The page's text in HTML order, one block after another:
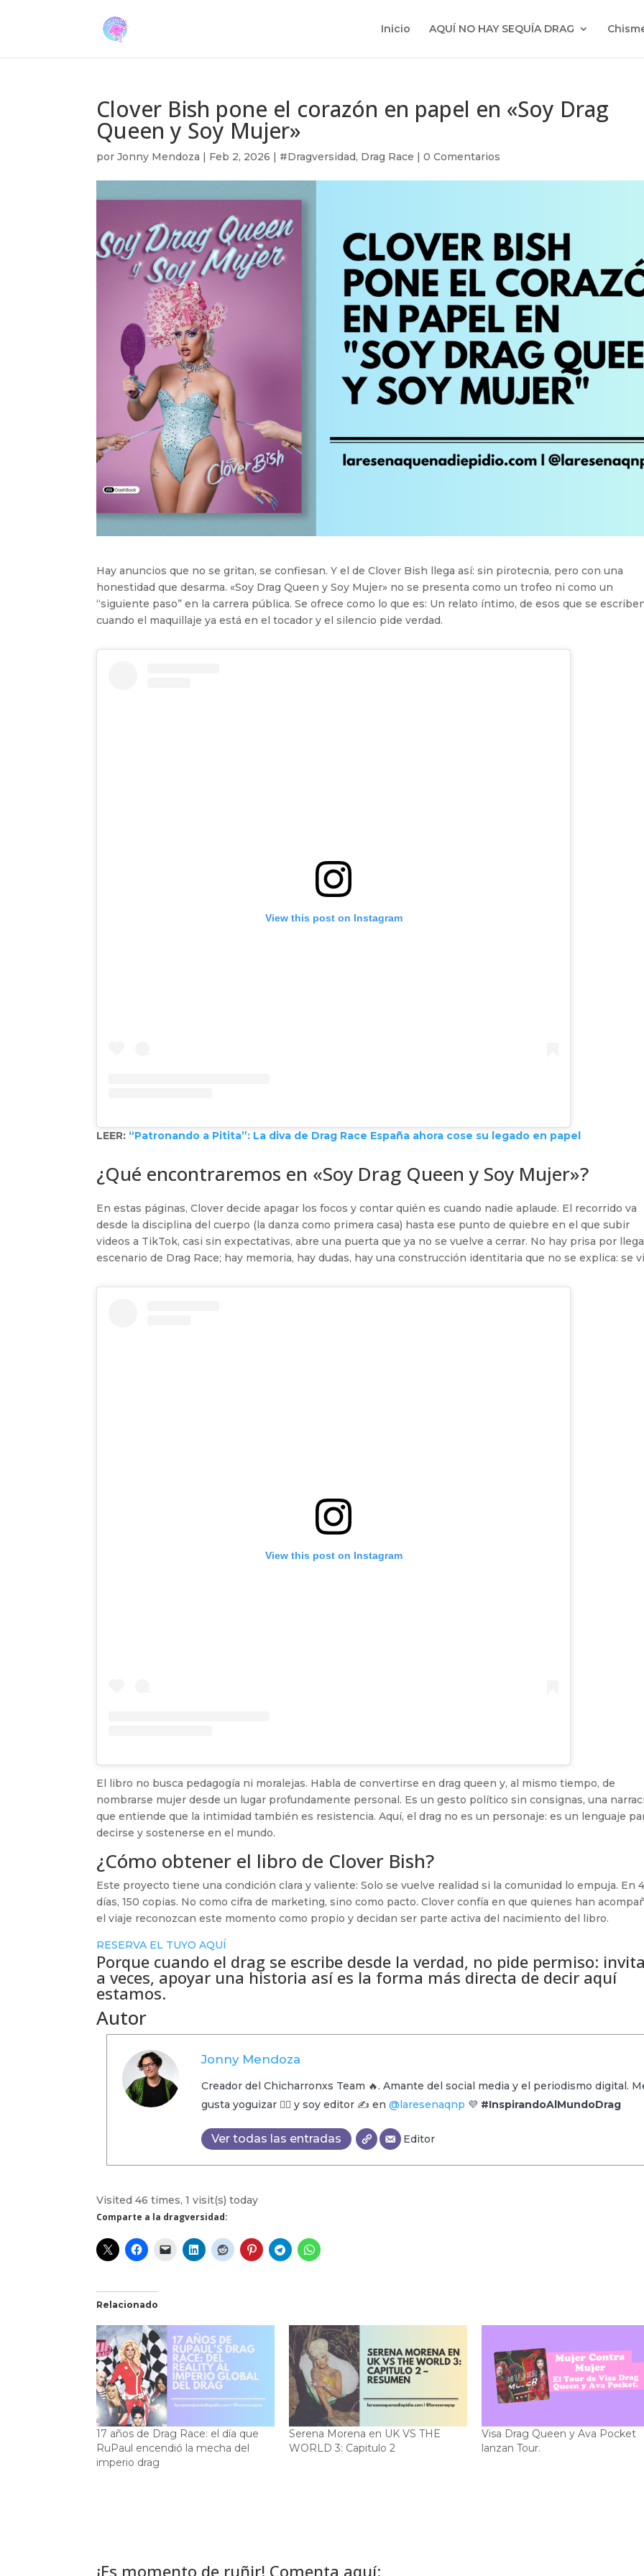
Inicio AQUÍ NO HAY SEQUÍA DRAG
Clover Bish pone el corazón en papel en «Soy Drag
Queen y Soy Mujer»
porJonny Mendoza | Feb 2, 2026 | #Dragversidad, Drag Race |0 Comentarios
Hay anuncios que no se gritan, se confiesan. Y el de Clover Bish llega así: sin pirotecnia, pero con una
honestidad que desarma. «Soy Drag Queen y Soy Mujer» no se presenta como un trofeo ni como un
“siguiente paso” en la carrera pública. Se ofrece como lo que es: Un relato íntimo, de esos que se
cuando el maquillaje ya está en el tocador y el silencio pide verdad.
View this post on Instagram
LEER: “Patronando a Pitita”: La diva de Drag Race España ahora cose su legado en papel
¿Qué encontraremos en «Soy Drag Queen y Soy Mujer»?
En estas páginas, Clover decide apagar los focos y contar quién es cuando nadie aplaude. El recorrido va
desde la disciplina del cuerpo (la danza como primera casa) hasta ese punto de quiebre en el que subir
videos a TikTok, casi sin expectativas, abre una puerta que ya no se vuelve a cerrar. No hay prisa por
escenario de Drag Race; hay memoria, hay dudas, hay una construcción identitaria que no se explica: se
View this post on Instagram
El libro no busca pedagogía ni moralejas. Habla de convertirse en drag queen y, al mismo tiempo, de
nombrarse mujer desde un lugar profundamente personal. Es un gesto político sin consignas, una
que entiende que la intimidad también es resistencia. Aquí, el drag no es un personaje: es un lenguaje
decirse y sostenerse en el mundo.
¿Cómo obtener el libro de Clover Bish?
Este proyecto tiene una condición clara y valiente: Solo se vuelve realidad si la comunidad lo empuja. En
días, 150 copias. No como cifra de marketing, sino como pacto. Clover confía en que quienes han
el viaje reconozcan este momento como propio y decidan ser parte activa del nacimiento del libro.
RESERVA EL TUYO AQUÍ
Porque cuando el drag se escribe desde la verdad, no pide permiso:
a veces, apoyar una historia así es la forma más directa de decir aquí
estamos.
Autor
Jonny Mendoza
Creador del Chicharronxs Team 🔥. Amante del social media y el periodismo digital.
gusta yoguizar 🧘‍♂️ y soy editor ✍️ en@laresenaqnp 💜 #InspirandoAlMundoDrag
Ver todas las entradas Editor
Visited 46 times, 1 visit(s) today
Comparte a la dragversidad:
Relacionado
17 años de Drag Race: el día que
RuPaul encendió la mecha del
imperio drag
Serena Morena en UK VS THE
WORLD 3: Capitulo 2
Visa Drag Queen y Ava Pocket
lanzan Tour.
¡Es momento de ruñir! Comenta aquí: